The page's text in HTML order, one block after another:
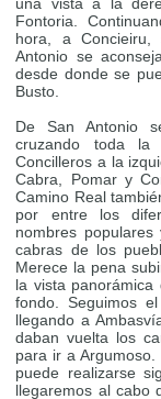
una vista a la
Fontoria.
hora, a Concieiru,
Antonio se
desde donde se
Busto.
De San Antonio
cruzando toda la
Concilleros a la
Cabra, Pomar y
Camino Real
por entre los
nombres
cabras de los
Merece la pena
la vista
fondo. Seguimos
llegando a
daban vuelta los
para ir a
puede realizarse
llegaremos al cabo